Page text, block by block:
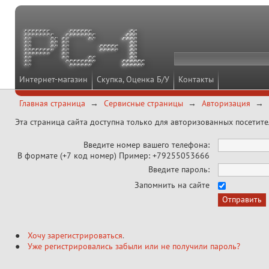
Интернет-магазин Скупка, Оценка Б/У Контакты
Главная страница Сервисные страницы
Авторизация
Эта страница сайта доступна только для авторизованных
Введите номер вашего телефона:
В формате (+7 код номер) Пример: +79255053666
Введите пароль:
Запомнить на сайте
Хочу зарегистрироваться.
Уже регистрировались забыли или не получили пароль?